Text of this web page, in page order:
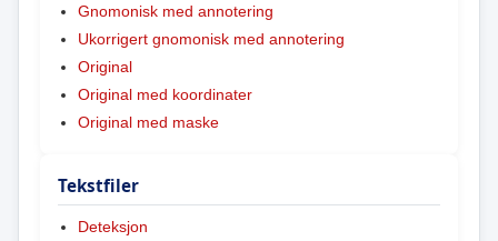
Gnomonisk med annotering
Ukorrigert gnomonisk med annotering
Original
Original med koordinater
Original med maske
Tekstfiler
Deteksjon